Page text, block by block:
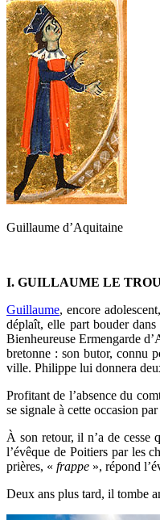
Guillaume d’Aquitaine
I. GUILLAUME LE
Guillaume, encore
déplaît, elle part bouder
Bienheureuse Ermengarde
bretonne : son butor, connu
ville. Philippe lui donnera
Profitant de l’absence du
se signale à cette occasion
À son retour, il n’a de cesse
l’évêque de Poitiers par les
prières, « frappe », répond
Deux ans plus tard, il tombe